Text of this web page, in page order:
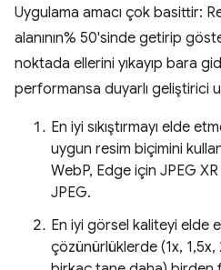
Uygulama amacı çok basittir:
alanının% 50'sinde getirip
noktada ellerini yıkayıp bara
performansa duyarlı geliştirici
En iyi sıkıştırmayı elde
uygun resim biçimini
WebP, Edge için JPEG
JPEG.
En iyi görsel kaliteyi elde
çözünürlüklerde (1x,